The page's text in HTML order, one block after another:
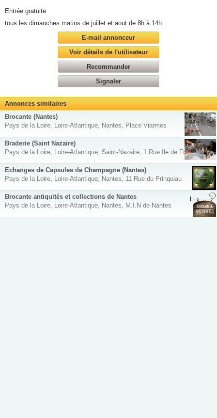
Entrée gratuite
tous les dimanches matins de juillet et aout de 8h à 14h
E-mail annonceur
Voir détails de l'utilisateur
Recommander
Signaler
Annonces similaires
Brocante (Nantes)
Pays de la Loire, Loire-Atlantique, Nantes, Place Viarmes
Braderie (Saint Nazaire)
Pays de la Loire, Loire-Atlantique, Saint-Nazaire, 1 Rue Ile de France
Echanges de Capsules de Champagne (Nantes)
Pays de la Loire, Loire-Atlantique, Nantes, 11 Rue du Prinquiau
Brocante antiquités et collections de Nantes
Pays de la Loire, Loire-Atlantique, Nantes, M.I.N de Nantes